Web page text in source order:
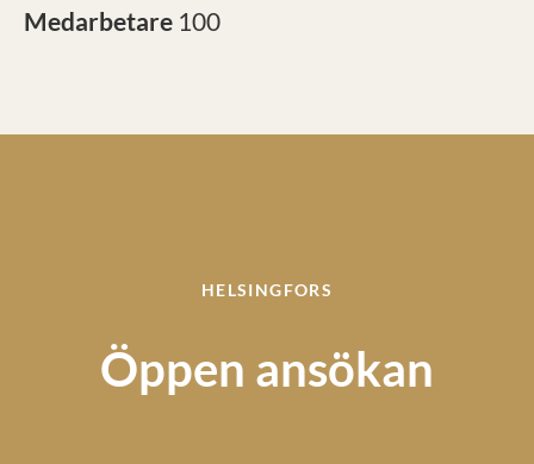
Medarbetare 100
HELSINGFORS
Öppen ansökan